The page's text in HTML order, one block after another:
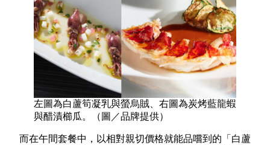
左圖為白蘆筍凝乳與螢烏賊、右圖為炭烤藍龍蝦
與醋漬櫛瓜。（圖／品牌提供）
而在午間套餐中，以相對親切價格就能品嚐到的「白蘆